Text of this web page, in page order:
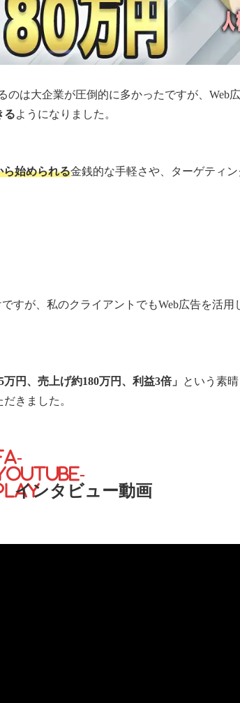
は大企業が圧倒的に多かったですが、Web広
るようになりました。
ら始められる金銭的な手軽さや、ターゲティ
すが、私のクライアントでもWeb広告を活
万円、売上げ約180万円、利益3倍」
という素
きました。
インタビュー動画